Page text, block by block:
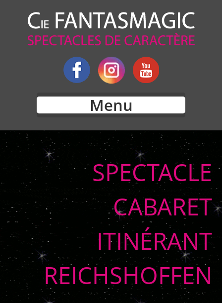
Menu
SPECTACLE
CABARET
ITINÉRANT
REICHSHOFFEN